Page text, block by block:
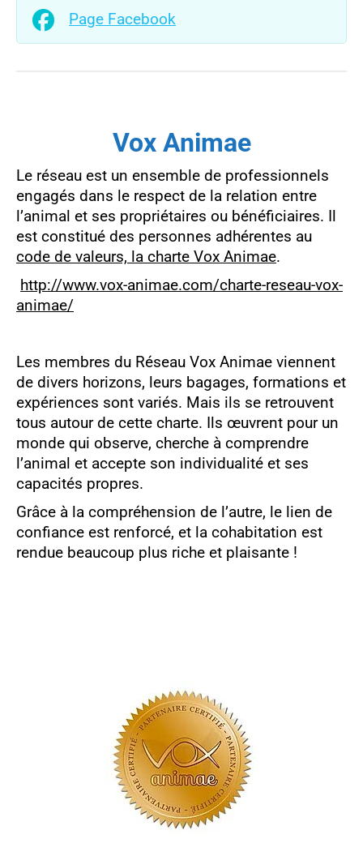
Page Facebook
Vox Animae
Le réseau est un ensemble de professionnels
engagés dans le respect de la relation entre
l’animal et ses propriétaires ou bénéficiaires. Il
est constitué des personnes adhérentes au
code de valeurs, la charte Vox Animae.
http://www.vox-animae.com/charte-reseau-vox-
animae/
Les membres du Réseau Vox Animae viennent
de divers horizons, leurs bagages, formations et
expériences sont variés. Mais ils se retrouvent
tous autour de cette charte. Ils œuvrent pour un
monde qui observe, cherche à comprendre
l’animal et accepte son individualité et ses
capacités propres.
Grâce à la compréhension de l’autre, le lien de
confiance est renforcé, et la cohabitation est
rendue beaucoup plus riche et plaisante !